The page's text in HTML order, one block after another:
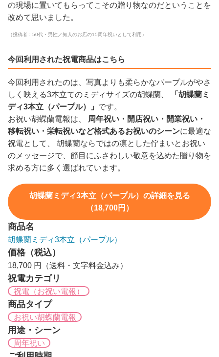
の現場に置いてもらってこその贈り物なのだということを
改めて思いました。
（投稿者：50代・男性／知人のお店の15周年祝いとして利用）
今回利用された祝電商品はこちら
今回利用されたのは、写真よりも柔らかなパープルがやさ
しく映える3本立てのミディサイズの胡蝶蘭、
「胡蝶蘭ミ
ディ3本立（パープル）」 です。
お祝い胡蝶蘭電報は、
周年祝い・開店祝い・開業祝い・
移転祝い・栄転祝いなど格式あるお祝いのシーンに最適な
祝電として、 胡蝶蘭ならではの凛とした佇まいとお祝い
のメッセージで、節目にふさわしい敬意を込めた贈り物を
求める方に多く選ばれています。
胡蝶蘭ミディ3本立（パープル）の詳細を見る
（18,700円）
商品名
胡蝶蘭ミディ3本立（パープル）
価格（税込）
18,700 円（送料・文字料金込み）
祝電カテゴリ
祝電（お祝い電報）
商品タイプ
お祝い胡蝶蘭電報
用途・シーン
周年祝い